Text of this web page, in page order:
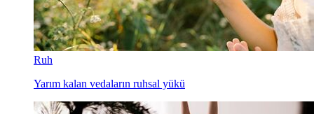
Ruh
Yarım kalan vedaların ruhsal yükü